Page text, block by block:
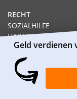
RECHT
SOZIALHILFE
HARTZ IV
ARBEITSLOS
RECHT
Geld verdienen